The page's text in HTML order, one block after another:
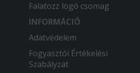
Falatozz logó csomag
INFORMÁCIÓ
Adatvédelem
Fogyasztói Értékelési
Szabályzat